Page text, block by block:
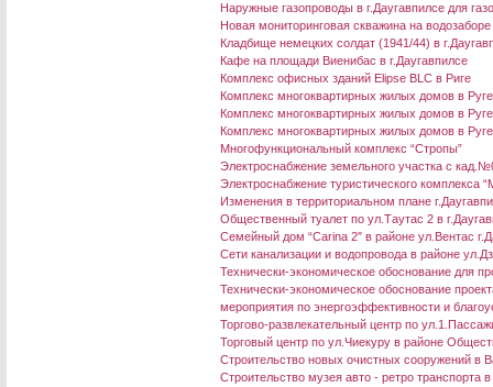
Наружные газопроводы в г.Даугавпилсе для
Новая мониторинговая скважина на
Кладбище немецких солдат (1941/44) в
Кафе на площади Виенибас в г.Даугавпилсе
Комплекс офисных зданий Elipse BLC в Риге
Комплекс многоквартирных жилых домов в
Комплекс многоквартирных жилых домов в
Комплекс многоквартирных жилых домов в
Многофункциональный комплекс “Стропы”
Электроснабжение земельного участка с
Электроснабжение туристического комплекса
Изменения в территориальном плане
Общественный туалет по ул.Таутас 2 в
Семейный дом “Carina 2″ в районе ул.Вентас
Сети канализации и водопровода в районе
Технически-экономическое обоснование для
Технически-экономическое обоснование
мероприятия по энергоэффективности и
Торгово-развлекательный центр по
Торговый центр по ул.Чиекуру в районе
Строительство новых очистных сооружений в
Строительство музея авто - ретро транспорта